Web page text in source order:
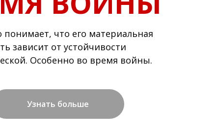
Узнать больше
понимает, что его материальная
зависит от устойчивости
Особенно во время войны.